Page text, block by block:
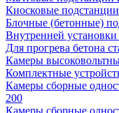
Киосковые
Блочные (бетонные)
Внутренней
Для прогрева бетона
Камеры
Комплектные
Камеры сборные
200
Камеры сборные